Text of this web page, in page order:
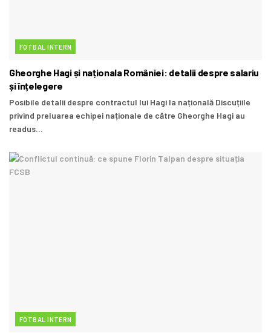
FOTBAL INTERN
Gheorghe Hagi și naționala României: detalii despre salariu
și înțelegere
Posibile detalii despre contractul lui Hagi la națională Discuțiile
privind preluarea echipei naționale de către Gheorghe Hagi au
readus...
FOTBAL INTERN